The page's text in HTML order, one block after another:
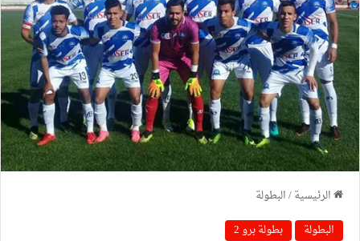
الرئيسية/البطولة
البطولة
بطولة برو 2